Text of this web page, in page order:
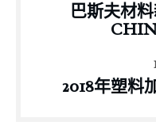
巴斯夫材
2018年塑料